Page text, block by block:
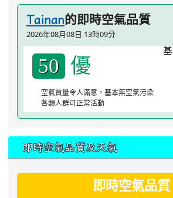
Tainan的即時空氣品質
2026年08月08日 13時09分
50 優
空氣質量令人滿意，基本無空氣污染
各類人群可正常活動
即時空氣品質及天氣
即時空氣品質